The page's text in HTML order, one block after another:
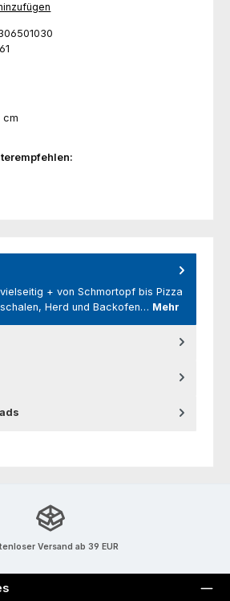
cm
+ von Schmortopf bis Pizza
Herd und Backofen… Mehr
Versand ab 39 EUR